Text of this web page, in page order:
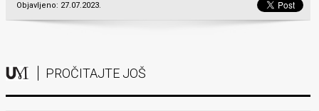
Objavljeno: 27.07.2023.
PROČITAJTE JOŠ